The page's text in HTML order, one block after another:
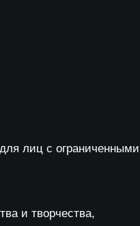
лиц с
и творчества,